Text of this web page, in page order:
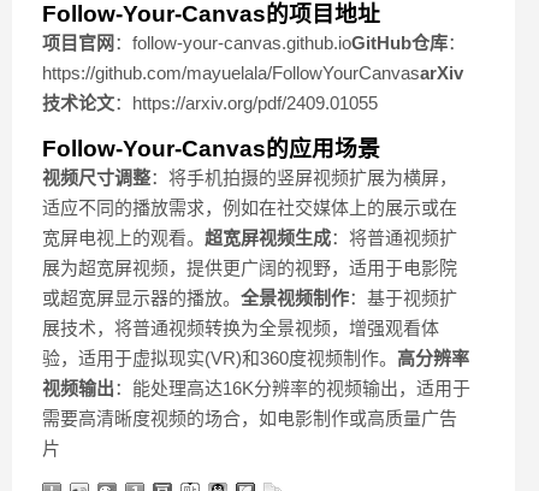
Follow-Your-Canvas的项目地址
项目官网 ：follow-your-canvas.github.ioGitHub仓库：
https://github.com/mayuelala/FollowYourCanvasarXiv
技术论文：https://arxiv.org/pdf/2409.01055
Follow-Your-Canvas的应用场景
视频尺寸调整：将手机拍摄的竖屏视频扩展为横屏，
适应不同的播放需求，例如在社交媒体上的展示或在
宽屏电视上的观看。 超宽屏视频生成：将普通视频扩
展为超宽屏视频，提供更广阔的视野，适用于电影院
或超宽屏显示器的播放。 全景视频制作：基于视频扩
展技术，将普通视频转换为全景视频，增强观看体
验，适用于虚拟现实(VR)和360度视频制作。 高分辨率
视频输出：能处理高达16K分辨率的视频输出，适用于
需要高清晰度视频的场合，如电影制作或高质量广告
片